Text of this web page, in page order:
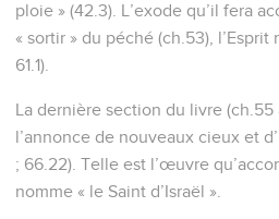
ploie » (42.3). L’exode qu’il fera
« sortir » du péché (ch.53), l’Esprit
61.1).
La dernière section du livre (ch.55
l’annonce de nouveaux cieux et
; 66.22). Telle est l’œuvre
nomme « le Saint d’Israël ».